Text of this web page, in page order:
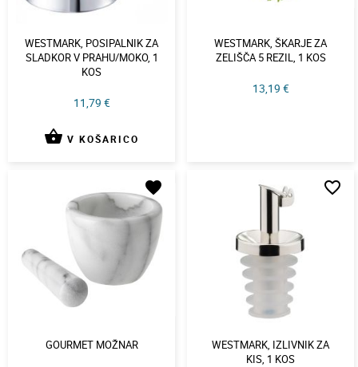
WESTMARK, POSIPALNIK ZA
SLADKOR V PRAHU/MOKO, 1
KOS
11,79 €
shopping_basket V KOŠARICO
WESTMARK, ŠKARJE ZA
ZELIŠČA 5 REZIL, 1 KOS
13,19 €
favorite
GOURMET MOŽNAR
favorite_border
WESTMARK, IZLIVNIK ZA
KIS, 1 KOS